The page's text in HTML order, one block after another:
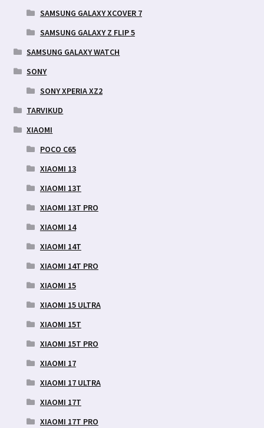
SAMSUNG GALAXY XCOVER 7
SAMSUNG GALAXY Z FLIP 5
SAMSUNG GALAXY WATCH
SONY
SONY XPERIA XZ2
TARVIKUD
XIAOMI
POCO C65
XIAOMI 13
XIAOMI 13T
XIAOMI 13T PRO
XIAOMI 14
XIAOMI 14T
XIAOMI 14T PRO
XIAOMI 15
XIAOMI 15 ULTRA
XIAOMI 15T
XIAOMI 15T PRO
XIAOMI 17
XIAOMI 17 ULTRA
XIAOMI 17T
XIAOMI 17T PRO